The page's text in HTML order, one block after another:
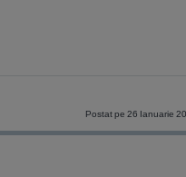
Postat pe 26 Ianuarie